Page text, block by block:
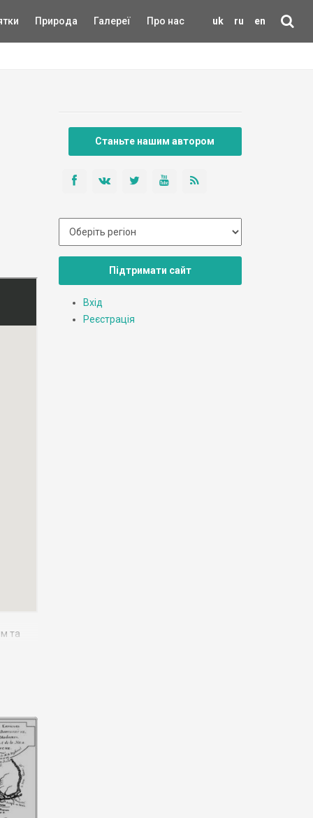
uk ru en
Природа Галереї Про нас
та
Станьте нашим автором
Підтримати сайт
Вхід
Реєстрація